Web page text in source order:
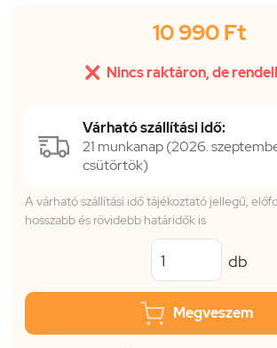
10 990 Ft
 Nincs raktáron, de
Várható szállítási idő:
21 munkanap (2026.
csütörtök)
A várható szállítási idő tájékoztató jellegű,
hosszabb és rövidebb határidők is
db
Megveszem